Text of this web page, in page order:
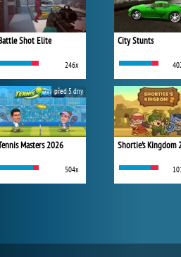
Shot Elite
246x
Masters 2026
504x
před 5 dny
City Stunts
Shortie's Kingdom